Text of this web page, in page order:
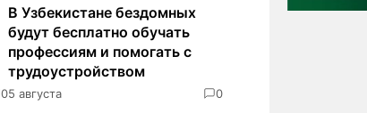
0
В Узбекистане бездомных
будут бесплатно обучать
профессиям и помогать с
трудоустройством
5 августа 0